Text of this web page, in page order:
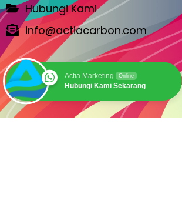
Hubungi Kami
info@actiacarbon.com
Actia Marketing Online
Hubungi Kami Sekarang